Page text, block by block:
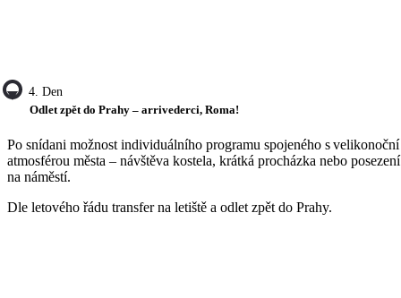
4. Den
Odlet zpět do Prahy – arrivederci, Roma!
Po snídani možnost individuálního programu spojeného s velikonoční
atmosférou města – návštěva kostela, krátká procházka nebo posezení
na náměstí.
Dle letového řádu transfer na letiště a odlet zpět do Prahy.